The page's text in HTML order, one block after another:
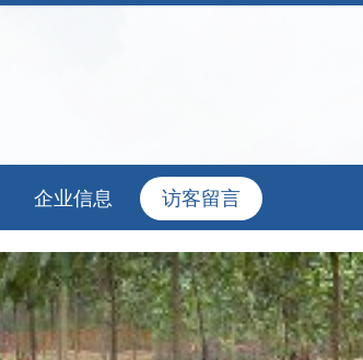
企业信息 访客留言